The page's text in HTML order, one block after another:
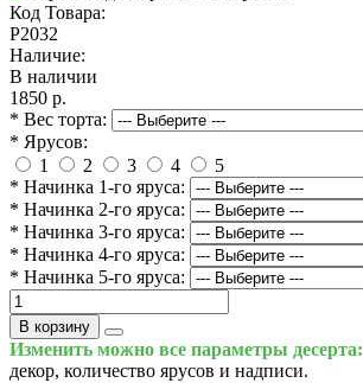
Код Товара:
P2032
Наличие:
В наличии
1850 р.
* Вес торта:
* Ярусов:
1
2 3 4
5
* Начинка 1-го яруса:
* Начинка 2-го яруса:
* Начинка 3-го яруса:
* Начинка 4-го яруса:
* Начинка 5-го яруса:
В корзину
Изменить можно все параметры десерта:
декор, количество ярусов и надписи.